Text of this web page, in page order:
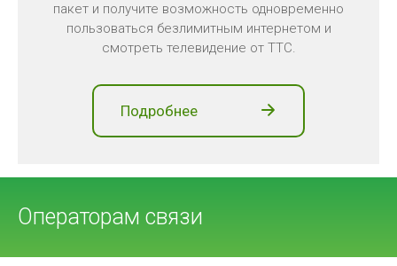
пакет и получите возможность одновременно
пользоваться безлимитным интернетом и
смотреть телевидение от TTC.
Подробнее
Операторам связи